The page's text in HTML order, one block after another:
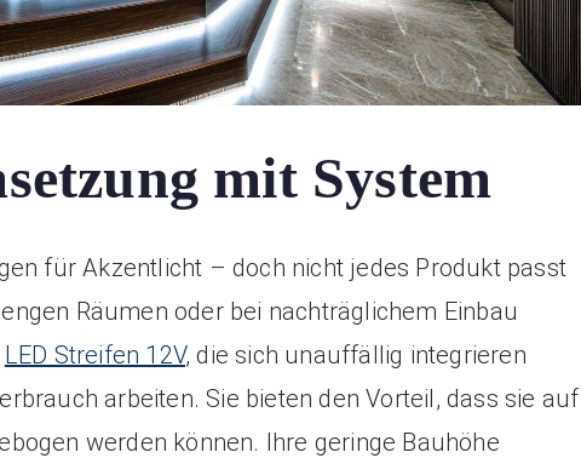
mit System
für Akzentlicht – doch nicht jedes Produkt passt
Räumen oder bei nachträglichem Einbau
LED Streifen 12V, die sich unauffällig integrieren
arbeiten. Sie bieten den Vorteil, dass sie auf
werden können. Ihre geringe Bauhöhe